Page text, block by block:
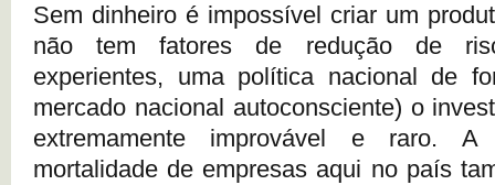
Sem dinheiro é impossível criar um
não tem fatores de redução de
experientes, uma política nacional de
mercado nacional autoconsciente) o
extremamente improvável e raro.
mortalidade de empresas aqui no país